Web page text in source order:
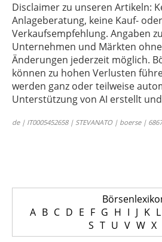
Disclaimer zu unseren Artikeln:
Anlageberatung, keine Kauf- oder
Verkaufsempfehlung. Angaben
Unternehmen und Märkten
Änderungen jederzeit möglich.
können zu hohen Verlusten
werden ganz oder teilweise
Unterstützung von AI erstellt
de | IT0005452658 | STEVANATO | boerse |
A B C D E F G H I J K L
S T U V W X